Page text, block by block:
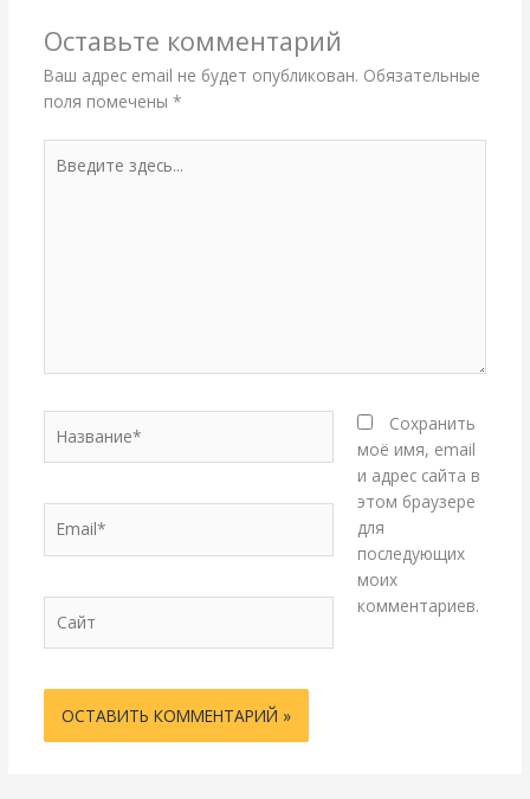
Оставьте комментарий
Ваш адрес email не будет опубликован. Обязательные
поля помечены *
здесь...
Сохранить
моё имя, email
и адрес сайта в
этом браузере
для
последующих
моих
комментариев.